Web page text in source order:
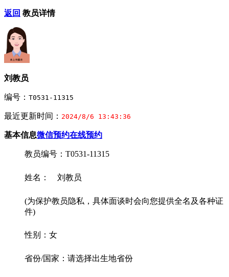
返回 教员详情
刘教员
编号： T0531-11315
最近更新时间： 2024/8/6 13:43:36
基本信息微信预约在线预约
教员编号：T0531-11315
姓名： 刘教员
(为保护教员隐私，具体面谈时会向您提供全名及各种证
件)
性别：女
省份/国家：请选择出生地省份